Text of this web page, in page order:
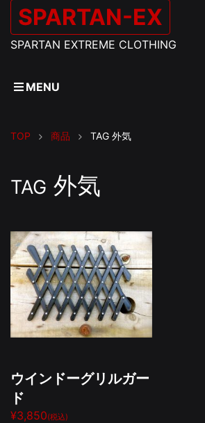
SPARTAN-EX
SPARTAN EXTREME CLOTHING
MENU
TOP 商品 TAG 外気
TAG 外気
ウインドーグリルガー
ド
¥3,850(税込)